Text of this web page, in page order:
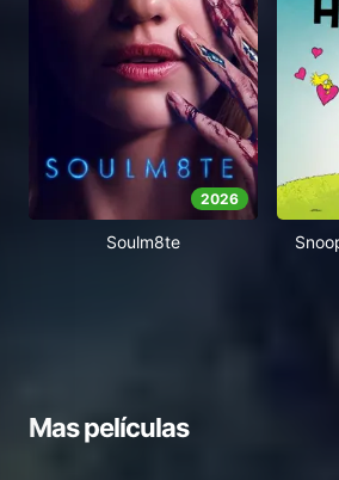
2026
Soulm8te
Mas películas